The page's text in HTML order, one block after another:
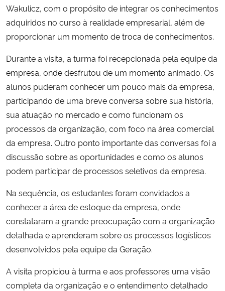
Wakulicz, com o propósito de integrar os conhecimentos
adquiridos no curso à realidade empresarial, além de
proporcionar um momento de troca de conhecimentos.
Durante a visita, a turma foi recepcionada pela equipe da
empresa, onde desfrutou de um momento animado. Os
alunos puderam conhecer um pouco mais da empresa,
participando de uma breve conversa sobre sua história,
sua atuação no mercado e como funcionam os
processos da organização, com foco na área comercial
da empresa. Outro ponto importante das conversas foi a
discussão sobre as oportunidades e como os alunos
podem participar de processos seletivos da empresa.
Na sequência, os estudantes foram convidados a
conhecer a área de estoque da empresa, onde
constataram a grande preocupação com a organização
detalhada e aprenderam sobre os processos logísticos
desenvolvidos pela equipe da Geração.
A visita propiciou à turma e aos professores uma visão
completa da organização e o entendimento detalhado